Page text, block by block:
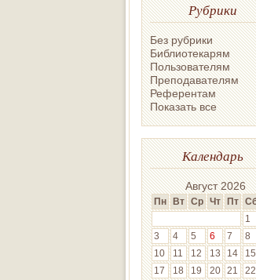
Рубрики
Без рубрики
Библиотекарям
Пользователям
Преподавателям
Референтам
Показать все
Календарь
Август 2026
Пн Вт Ср Чт Пт
1
3
4 5 6 7 8
10
11 12 13 14 15
17
18 19 20 21 22